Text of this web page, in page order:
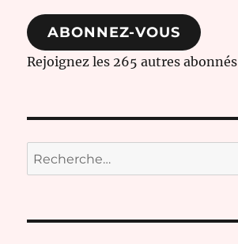
mail
ABONNEZ-VOUS
Rejoignez les 265 autres abonnés
Recherche
pour :